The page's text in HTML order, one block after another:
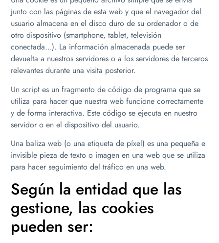
junto con las páginas de esta web y que el navegador del
usuario almacena en el disco duro de su ordenador o de
otro dispositivo (smartphone, tablet, televisión
conectada…). La información almacenada puede ser
devuelta a nuestros servidores o a los servidores de terceros
relevantes durante una visita posterior.
Un script es un fragmento de código de programa que se
utiliza para hacer que nuestra web funcione correctamente
y de forma interactiva. Este código se ejecuta en nuestro
servidor o en el dispositivo del usuario.
Una baliza web (o una etiqueta de píxel) es una pequeña e
invisible pieza de texto o imagen en una web que se utiliza
para hacer seguimiento del tráfico en una web.
Según la entidad que las
gestione, las cookies
pueden ser: